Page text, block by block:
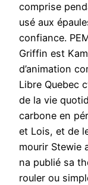
comprise
usé aux
confiance.
Griffin est
d’animation
Libre Quebec
de la vie
carbone en
et Lois, et de
mourir Stewie
na publié sa
rouler ou